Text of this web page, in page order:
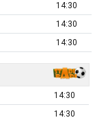
14:30
14:30
14:30
14:30
14:30